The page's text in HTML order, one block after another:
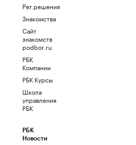
Рег.решения
Знакомства
Сайт
знакомств
podbor.ru
РБК
Компании
РБК Курсы
Школа
управления
РБК
РБК
Новости